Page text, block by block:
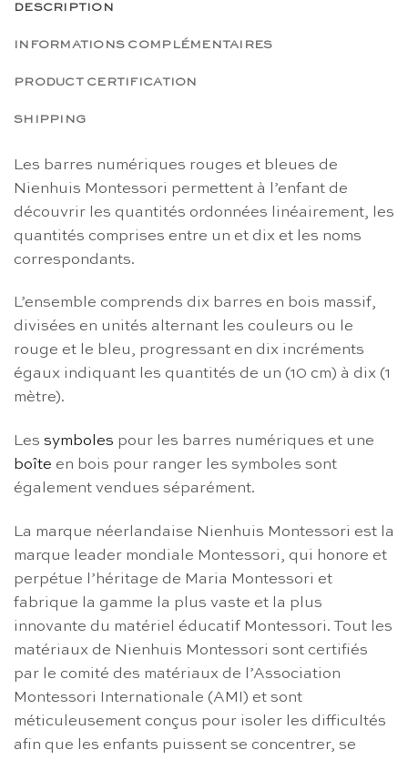
DESCRIPTION
INFORMATIONS COMPLÉMENTAIRES
PRODUCT CERTIFICATION
SHIPPING
Les barres numériques rouges et bleues de
Nienhuis Montessori permettent à l’enfant de
découvrir les quantités ordonnées linéairement, les
quantités comprises entre un et dix et les noms
correspondants.
L’ensemble comprends dix barres en bois massif,
divisées en unités alternant les couleurs ou le
rouge et le bleu, progressant en dix incréments
égaux indiquant les quantités de un (10 cm) à dix (1
mètre).
Les symboles pour les barres numériques et une
boîte en bois pour ranger les symboles sont
également vendues séparément.
La marque néerlandaise Nienhuis Montessori est la
marque leader mondiale Montessori, qui honore et
perpétue l’héritage de Maria Montessori et
fabrique la gamme la plus vaste et la plus
innovante du matériel éducatif Montessori. Tout les
matériaux de Nienhuis Montessori sont certifiés
par le comité des matériaux de l’Association
Montessori Internationale (AMI) et sont
méticuleusement conçus pour isoler les difficultés
afin que les enfants puissent se concentrer, se